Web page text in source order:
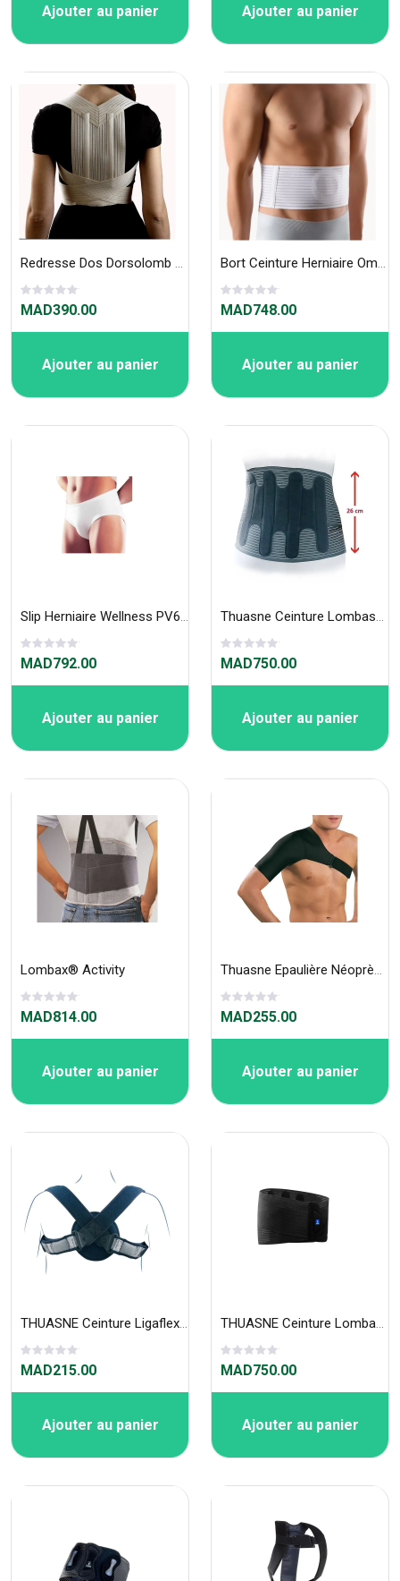
Ajouter au panier Ajouter au panier
Redresse Dos Dorsolomb Locaortho 107804
MAD390.00
Ajouter au panier
Bort Ceinture Herniaire Ombilicale 104070
MAD748.00
Ajouter au panier
Slip Herniaire Wellness PV650B
MAD792.00
Ajouter au panier
Thuasne Ceinture Lombaskin 26 cm 870
MAD750.00
Ajouter au panier
Lombax® Activity
MAD814.00
Ajouter au panier
Thuasne Epaulière Néoprène 576
MAD255.00
Ajouter au panier
THUASNE Ceinture Ligaflex Clavicule Junior 2640J
MAD215.00
Ajouter au panier
THUASNE Ceinture Lombaskin 21cm 871
MAD750.00
Ajouter au panier